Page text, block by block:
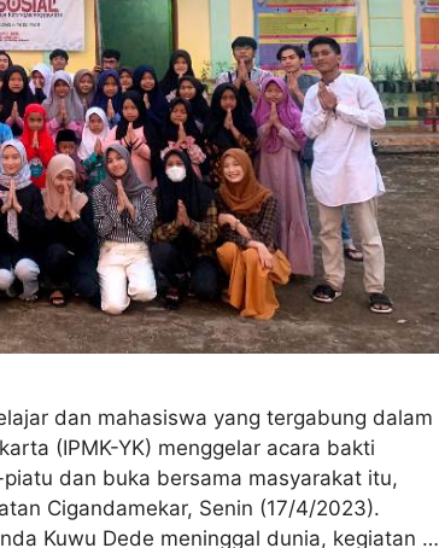
dan mahasiswa yang tergabung dalam
(IPMK-YK) menggelar acara bakti
dan buka bersama masyarakat itu,
Cigandamekar, Senin (17/4/2023).
Kuwu Dede meninggal dunia, kegiatan …